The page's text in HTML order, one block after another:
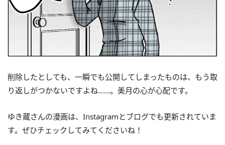
削除したとしても、一瞬でも公開してしまったものは、もう取
り返しがつかないですよね……。美月の心が心配です。
ゆき蔵さんの漫画は、Instagramとブログでも更新されていま
す。ぜひチェックしてみてくださいね！